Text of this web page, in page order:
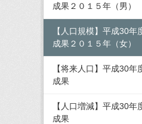
成果２０１５年（男）
【人口規模】平成30
成果２０１５年（女）
【将来人口】平成30
成果
【人口増減】平成30
成果